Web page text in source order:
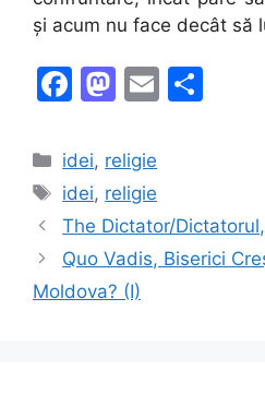
și acum nu face decât să
F
c
e
b
o
o
M
st
o
d
o
n
E
Categories
idei, religie
Tags
idei, religie
The Dictator/
Quo Vadis, Biserici
Moldova? (I)